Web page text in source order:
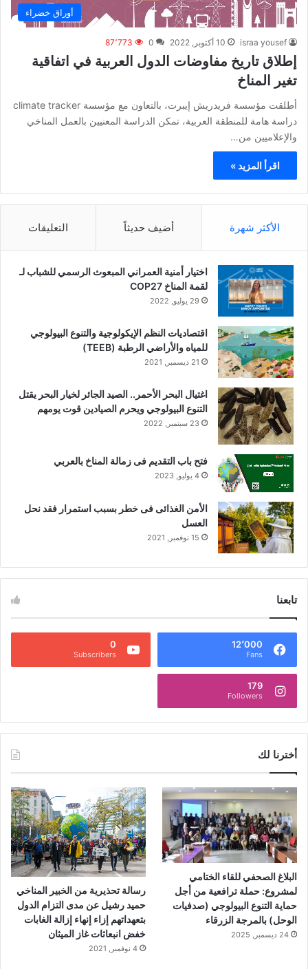
أوراق خضراء
israa yousef 10 أكتوبر, 2022 0 87٬773
إطلاق تاريخ مفاوضات الدول العربية في اتفاقية
تغير المناخ
أطلقت مؤسسة فريدريش إيبرت، بالتعاون مع مؤسسة climate tracker
دراسة هامة للمنطقة العربية، تمكن الدراسة المعنيين بالعمل المناخي
والإعلاميين من…
اقرأ المزيد »
الأكثر شهرة أضيف حديثاً التعليقات
اختيار أمنية العمراني المبعوث الرسمي للشباب لـ
لقمة المناخ COP27
29 يوليو, 2022
اقتصاديات النظم الإيكولوجية والتنوع البيولوجي
للمياه والأراضي الرطبة (TEEB)
21 ديسمبر, 2021
اغتيال البحر الأحمر.. الصيد الجائر لخيار البحر يقتل
التنوع البيولوجي ويحرم الصيادين قوت يومهم
23 سبتمبر, 2022
فتح باب التقديم فى زمالة المناخ بالعربي
4 يوليو, 2023
الأمن الغذائى فى خطر بسبب استمرار فقد نحل
العسل
15 نوفمبر, 2021
تابعنا
12٬000
Fans
0
Subscribers
179
Followers
أخترنا لك
البلاغ الصحفي للقاء الختامي
لمشروع: حملة ترافعية من أجل
حماية التنوع البيولوجي (صدفيات
الوحل) بالمرجة الزرقاء
24 ديسمبر, 2025
رسالة تحذيرية من الخبير المناخي
حميد رشيل عن مدى التزام الدول
بتعهداتهم إزاء إنهاء إزالة الغابات
خفض انبعاثات غاز الميثان
4 نوفمبر, 2021